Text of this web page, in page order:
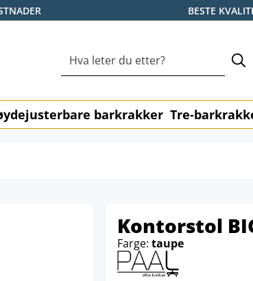
BESTE
barkrakker Tre-
Kontorstol
Farge: taupe